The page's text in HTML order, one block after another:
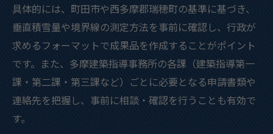
具体的には、町田市や西多摩郡瑞穂町の基準に基づき、
垂直積雪量や境界線の測定方法を事前に確認し、行政が
求めるフォーマットで成果品を作成することがポイント
です。また、多摩建築指導事務所の各課（建築指導第一
課・第二課・第三課など）ごとに必要となる申請書類や
連絡先を把握し、事前に相談・確認を行うことも有効で
す。